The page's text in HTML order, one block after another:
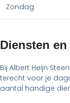
Zondag
Diensten
Bij Albert Heijn
terecht voor je
aantal handige